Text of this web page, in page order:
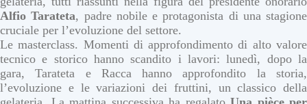
Alfio Tarateta, padre nobile e protagonista di una stagione
cruciale per l’evoluzione del settore.
Le masterclass. Momenti di approfondimento di alto valore
tecnico e storico hanno scandito i lavori: lunedì, dopo la
gara, Tarateta e Racca hanno approfondito la storia,
l’evoluzione e le variazioni dei fruttini, un classico della